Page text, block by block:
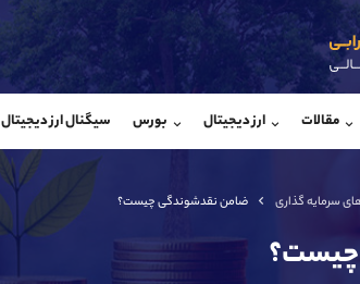
مقالات ارز دیجیتال بورس سیگنال ارز دیجیتال
سرمایه گذاری ضامن نقدشوندگی چیست؟
شروع گفتگو
@Armteam_admin_104
104